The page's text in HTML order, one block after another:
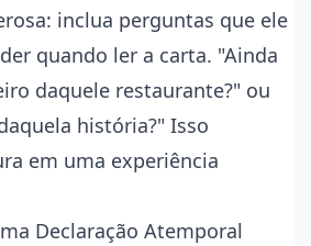
inclua perguntas que ele
quando ler a carta. "Ainda
daquele restaurante?" ou
história?" Isso
em uma experiência
Declaração Atemporal